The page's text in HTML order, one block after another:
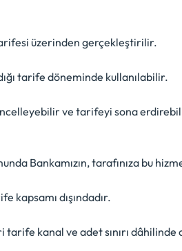
üzerinden gerçekleştirilir.
tarife döneminde kullanılabilir.
ve tarifeyi sona
Bankamızın, tarafınıza bu
dışındadır.
kanal ve adet sınırı